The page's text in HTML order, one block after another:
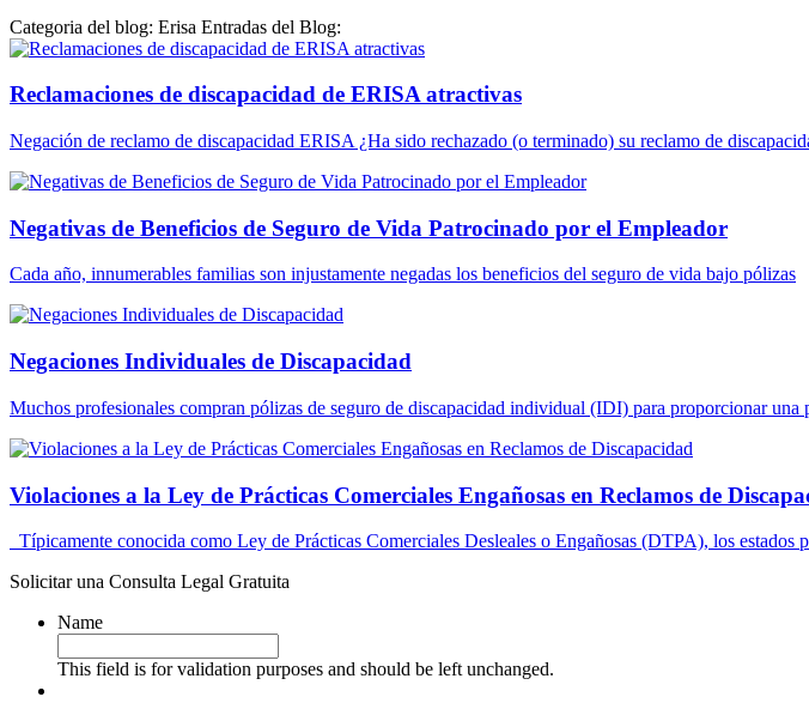
Categoria del blog: Erisa Entradas del Blog:
Reclamaciones de discapacidad de ERISA atractivas
Negación de reclamo de discapacidad ERISA ¿Ha sido rechazado (o terminado) su reclamo de
Negativas de Beneficios de Seguro de Vida Patrocinado por el Empleador
Cada año, innumerables familias son injustamente negadas los beneficios del seguro de vida bajo pólizas
Negaciones Individuales de Discapacidad
Muchos profesionales compran pólizas de seguro de discapacidad individual (IDI) para proporcionar una
Violaciones a la Ley de Prácticas Comerciales Engañosas en Reclamos de
Típicamente conocida como Ley de Prácticas Comerciales Desleales o Engañosas (DTPA), los estados
Solicitar una Consulta Legal Gratuita
Name
This field is for validation purposes and should be left unchanged.